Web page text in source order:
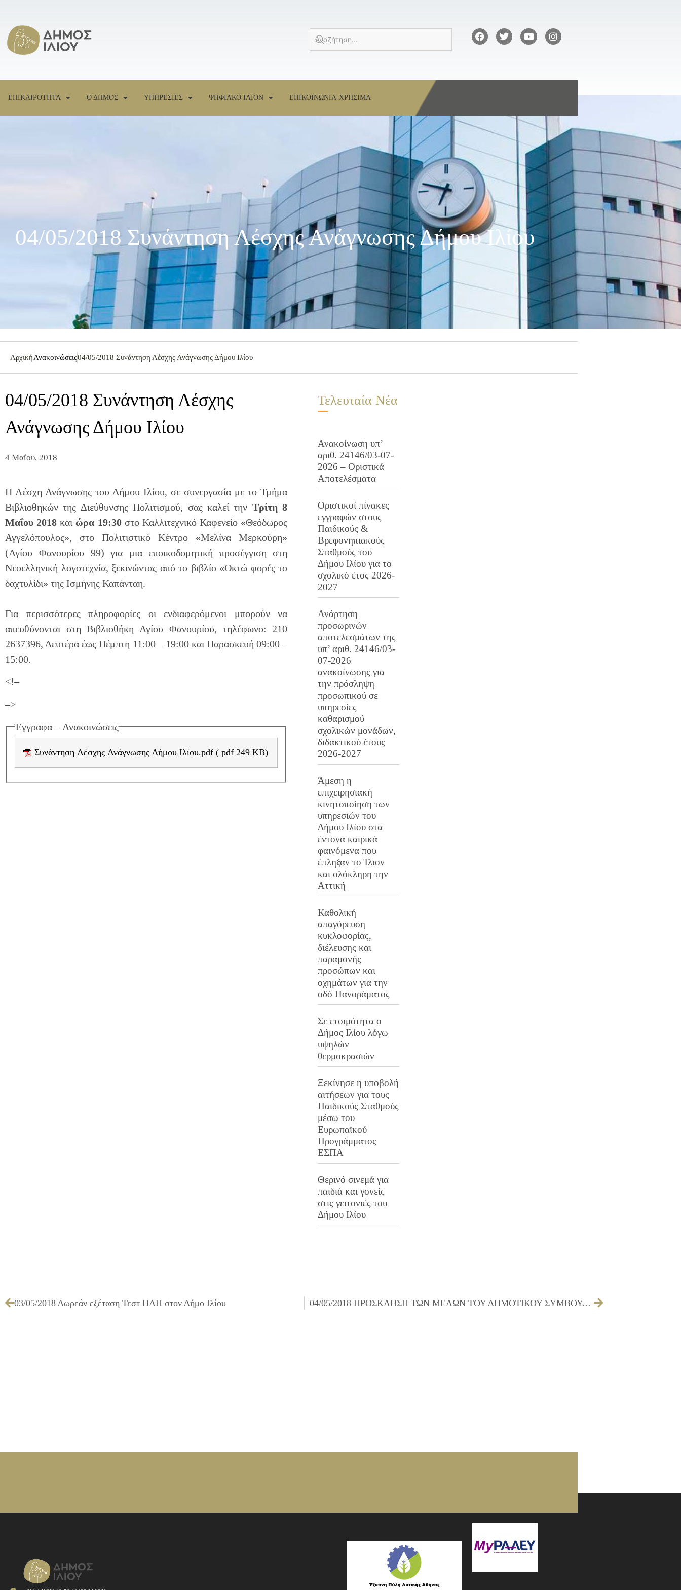
ΕΠΙΚΑΙΡΟΤΗΤΑ Ο ΔΗΜΟΣ ΥΠΗΡΕΣΙΕΣ ΨΗΦΙΑΚΟ ΙΛΙΟΝ ΕΠΙΚΟΙΝΩΝΙΑ-ΧΡΗΣΙΜΑ
04/05/2018 Συνάντηση Λέσχης Ανάγνωσης Δήμου Ιλίου
ΑρχικήΑνακοινώσεις04/05/2018 Συνάντηση Λέσχης Ανάγνωσης Δήμου Ιλίου
04/05/2018 Συνάντηση Λέσχης
Ανάγνωσης Δήμου Ιλίου
4 Μαΐου, 2018
Η Λέσχη Ανάγνωσης του Δήμου Ιλίου, σε συνεργασία με το Τμήμα
Βιβλιοθηκών της Διεύθυνσης Πολιτισμού, σας καλεί την Τρίτη 8
Μαΐου 2018 καιώρα 19:30στο Καλλιτεχνικό Καφενείο «Θεόδωρος
Αγγελόπουλος», στο Πολιτιστικό Κέντρο «Μελίνα Μερκούρη»
(Αγίου Φανουρίου 99) για μια εποικοδομητική προσέγγιση στη
Νεοελληνική λογοτεχνία, ξεκινώντας από το βιβλίο «Οκτώ φορές το
δαχτυλίδι» της Ισμήνης Καπάνταη.
Για περισσότερες πληροφορίες οι ενδιαφερόμενοι μπορούν να
απευθύνονται στη Βιβλιοθήκη Αγίου Φανουρίου, τηλέφωνο: 210
2637396, Δευτέρα έως Πέμπτη 11:00 – 19:00 και Παρασκευή 09:00 –
15:00.
<!–
–>
Έγγραφα – Ανακοινώσεις
Συνάντηση Λέσχης Ανάγνωσης Δήμου Ιλίου.pdf ( pdf 249 KB)
Τελευταία Νέα
Ανακοίνωση υπ’
αριθ. 24146/03-07-
2026 – Οριστικά
Αποτελέσματα
Οριστικοί πίνακες
εγγραφών στους
Παιδικούς &
Βρεφονηπιακούς
Σταθμούς του
Δήμου Ιλίου για το
σχολικό έτος 2026-
2027
Ανάρτηση
προσωρινών
αποτελεσμάτων της
υπ’ αριθ. 24146/03-
07-2026
ανακοίνωσης για
την πρόσληψη
προσωπικού σε
υπηρεσίες
καθαρισμού
σχολικών μονάδων,
διδακτικού έτους
2026-2027
Άμεση η
επιχειρησιακή
κινητοποίηση των
υπηρεσιών του
Δήμου Ιλίου στα
έντονα καιρικά
φαινόμενα που
έπληξαν το Ίλιον
και ολόκληρη την
Αττική
Καθολική
απαγόρευση
κυκλοφορίας,
διέλευσης και
παραμονής
προσώπων και
οχημάτων για την
οδό Πανοράματος
Σε ετοιμότητα ο
Δήμος Ιλίου λόγω
υψηλών
θερμοκρασιών
Ξεκίνησε η υποβολή
αιτήσεων για τους
Παιδικούς Σταθμούς
μέσω του
Ευρωπαϊκού
Προγράμματος
ΕΣΠΑ
Θερινό σινεμά για
παιδιά και γονείς
στις γειτονιές του
Δήμου Ιλίου
03/05/2018 Δωρεάν εξέταση Τεστ ΠΑΠ στον Δήμο Ιλίου 04/05/2018 ΠΡΟΣΚΛΗΣΗ ΤΩΝ ΜΕΛΩΝ ΤΟΥ ΔΗΜΟΤΙΚΟΥ ΣΥΜΒΟΥΛΙΟΥ ΓΙΑ ΤΗΝ 10/05/2018